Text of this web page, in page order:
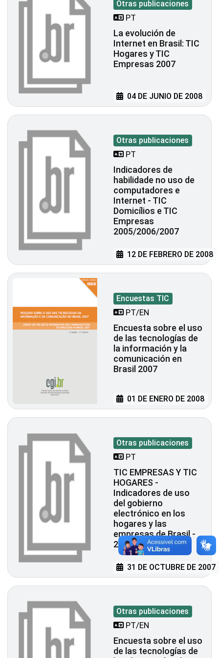
Otras publicaciones
PT
La evolución de
Internet en Brasil: TIC
Hogares y TIC
Empresas 2007
04 DE JUNIO DE 2008
Otras publicaciones
PT
Indicadores de
habilidade no uso de
computadores e
Internet - TIC
Domicílios e TIC
Empresas
2005/2006/2007
12 DE FEBRERO DE 2008
Encuestas TIC
PT/EN
Encuesta sobre el uso
de las tecnologías de
la información y la
comunicación en
Brasil 2007
01 DE ENERO DE 2008
Otras publicaciones
PT
TIC EMPRESAS Y TIC
HOGARES -
Indicadores de uso
del gobierno
electrónico en los
hogares y las
empresas de Brasil -
2006
31 DE OCTUBRE DE 2007
Otras publicaciones
PT/EN
Encuesta sobre el uso
de las tecnologías de